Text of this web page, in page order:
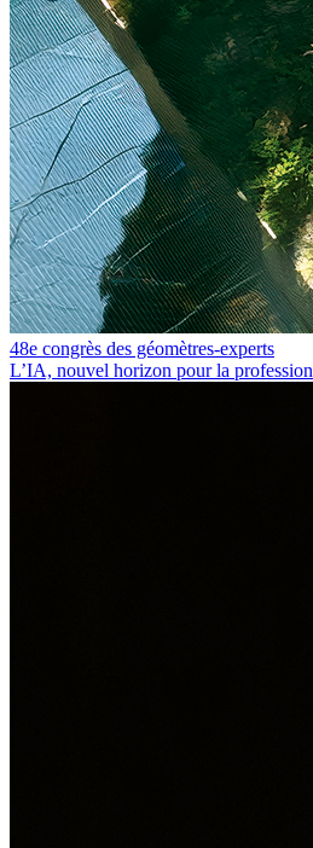
48e congrès des géomètres-experts
L’IA, nouvel horizon pour la profession